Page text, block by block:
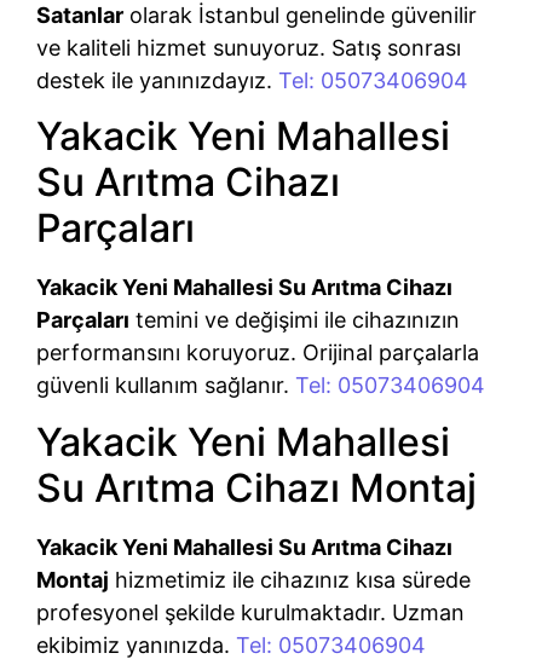
Satanlar olarak İstanbul genelinde güvenilir
ve kaliteli hizmet sunuyoruz. Satış sonrası
destek ile yanınızdayız. Tel: 05073406904
Yakacik Yeni Mahallesi
Su Arıtma Cihazı
Parçaları
Yakacik Yeni Mahallesi Su Arıtma Cihazı
Parçaları temini ve değişimi ile cihazınızın
performansını koruyoruz. Orijinal parçalarla
güvenli kullanım sağlanır. Tel: 05073406904
Yakacik Yeni Mahallesi
Su Arıtma Cihazı Montaj
Yakacik Yeni Mahallesi Su Arıtma Cihazı
Montaj hizmetimiz ile cihazınız kısa sürede
profesyonel şekilde kurulmaktadır. Uzman
ekibimiz yanınızda. Tel: 05073406904